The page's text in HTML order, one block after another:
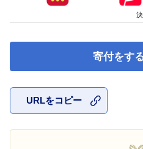
寄付をす
URLをコピー